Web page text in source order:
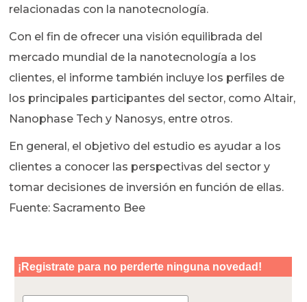
relacionadas con la nanotecnología.
Con el fin de ofrecer una visión equilibrada del
mercado mundial de la nanotecnología a los
clientes, el informe también incluye los perfiles de
los principales participantes del sector, como Altair,
Nanophase Tech y Nanosys, entre otros.
En general, el objetivo del estudio es ayudar a los
clientes a conocer las perspectivas del sector y
tomar decisiones de inversión en función de ellas.
Fuente: Sacramento Bee